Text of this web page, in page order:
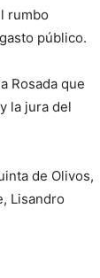
rumbo
público.
Rosada que
la jura del
de Olivos,
Lisandro